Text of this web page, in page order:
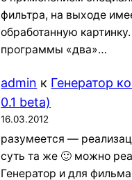
фильтра, на выходе
обработанную
программы «два»…
admin к Генератор
0.1 beta)
16.03.2012
разумеется —
суть та же 🙂 можно
Генератор и для